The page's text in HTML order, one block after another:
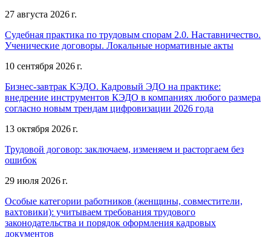
27 августа 2026 г.
Судебная практика по трудовым спорам 2.0. Наставничество.
Ученические договоры. Локальные нормативные акты
10 сентября 2026 г.
Бизнес-завтрак КЭДО. Кадровый ЭДО на практике:
внедрение инструментов КЭДО в компаниях любого размера
согласно новым трендам цифровизации 2026 года
13 октября 2026 г.
Трудовой договор: заключаем, изменяем и расторгаем без
ошибок
29 июля 2026 г.
Особые категории работников (женщины, совместители,
вахтовики): учитываем требования трудового
законодательства и порядок оформления кадровых
документов